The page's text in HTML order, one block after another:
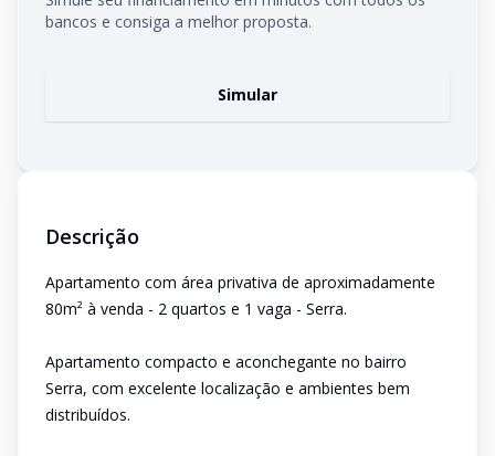
bancos e consiga a melhor proposta.
Simular
Descrição
Apartamento com área privativa de aproximadamente
80m² à venda - 2 quartos e 1 vaga - Serra.
Apartamento compacto e aconchegante no bairro
Serra, com excelente localização e ambientes bem
distribuídos.